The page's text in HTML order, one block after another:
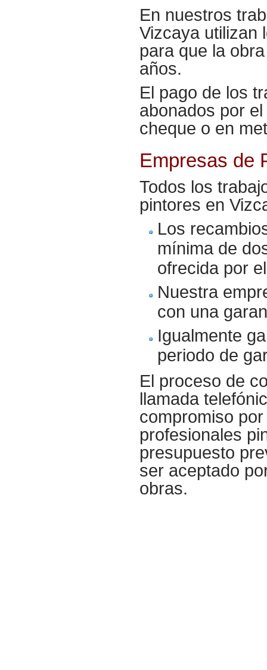
En nuestros
Vizcaya utilizan
para que la
años.
El pago de los
abonados por
cheque o en
Empresas de
Todos los
pintores en
Los
mínima de
ofrecida por
Nuestra
con una
Igualmente
periodo de
El proceso de
llamada
compromiso
profesionales
presupuesto
ser aceptado
obras.